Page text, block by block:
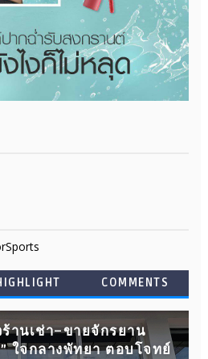
COMMENTS
านเช่า–ขายจักรยาน
ใจกลางพัทยา ตอบโจทย์